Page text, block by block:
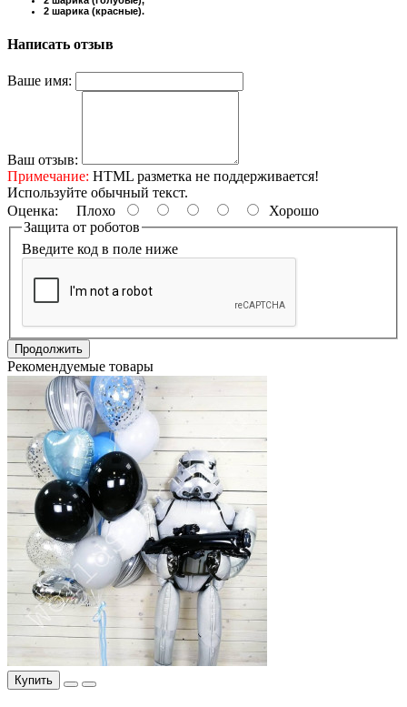
2 шарика (красные).
Написать отзыв
Ваше имя:
Ваш отзыв:
Примечание: HTML разметка не поддерживается!
Используйте обычный текст.
Оценка: Плохо
Хорошо
Защита от роботов
Введите код в поле ниже
Продолжить
Рекомендуемые товары
Купить